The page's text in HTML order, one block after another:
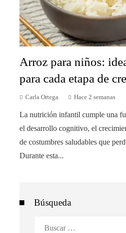
Arroz para niños:
para cada etapa de
Carla Ortega Hace 2 semanas
La nutrición infantil cumple una
el desarrollo cognitivo, el
de costumbres saludables que
Durante esta...
Búsqueda